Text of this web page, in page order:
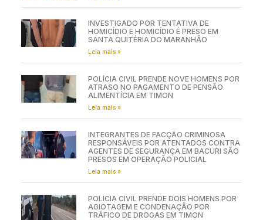
INVESTIGADO POR TENTATIVA DE
HOMICÍDIO E HOMICÍDIO É PRESO EM
SANTA QUITÉRIA DO MARANHÃO
Leia mais »
POLÍCIA CIVIL PRENDE NOVE HOMENS POR
ATRASO NO PAGAMENTO DE PENSÃO
ALIMENTÍCIA EM TIMON
Leia mais »
INTEGRANTES DE FACÇÃO CRIMINOSA
RESPONSÁVEIS POR ATENTADOS CONTRA
AGENTES DE SEGURANÇA EM BACURI SÃO
PRESOS EM OPERAÇÃO POLICIAL
Leia mais »
POLÍCIA CIVIL PRENDE DOIS HOMENS POR
AGIOTAGEM E CONDENAÇÃO POR
TRÁFICO DE DROGAS EM TIMON